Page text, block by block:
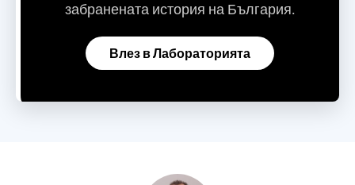
забранената история на България.
Влез в Лабораторията